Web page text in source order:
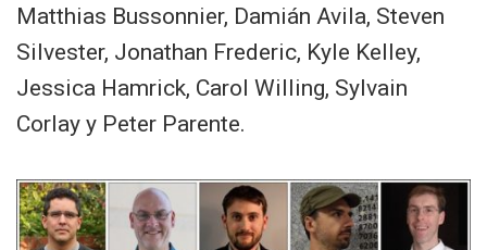
Matthias Bussonnier, Damián Avila, Steven
Silvester, Jonathan Frederic, Kyle Kelley,
Jessica Hamrick, Carol Willing, Sylvain
Corlay y Peter Parente.